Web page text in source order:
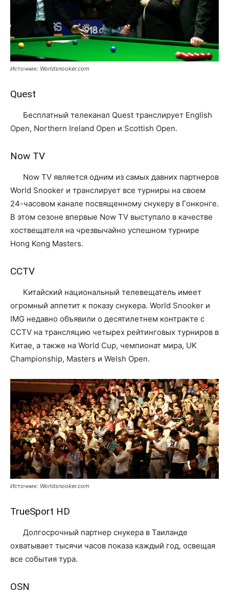
Источник: Worldsnooker.com
Quest
Бесплатный телеканал Quest транслирует English
Open, Northern Ireland Open и Scottish Open.
Now TV
Now TV является одним из самых давних партнеров
World Snooker и транслирует все турниры на своем
24-часовом канале посвященному снукеру в Гонконге.
В этом сезоне впервые Now TV выступало в качестве
хоствещателя на чрезвычайно успешном турнире
Hong Kong Masters.
CCTV
Китайский национальный телевещатель имеет
огромный аппетит к показу снукера. World Snooker и
IMG недавно объявили о десятилетнем контракте с
CCTV на трансляцию четырех рейтинговых турниров в
Китае, а также на World Cup, чемпионат мира, UK
Championship, Masters и Welsh Open.
Источник: Worldsnooker.com
TrueSport HD
Долгосрочный партнер снукера в Таиланде
охватывает тысячи часов показа каждый год, освещая
все события тура.
OSN